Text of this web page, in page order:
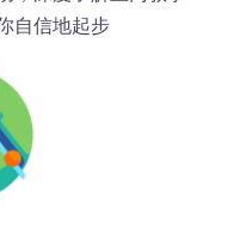
自信地起步